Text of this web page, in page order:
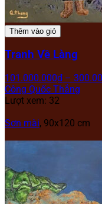
Thêm vào giỏ
Tranh Về Làng
101.000.000₫ –
Công Quốc Thắng
Lượt xem: 32
Sơn mài, 90x120 cm